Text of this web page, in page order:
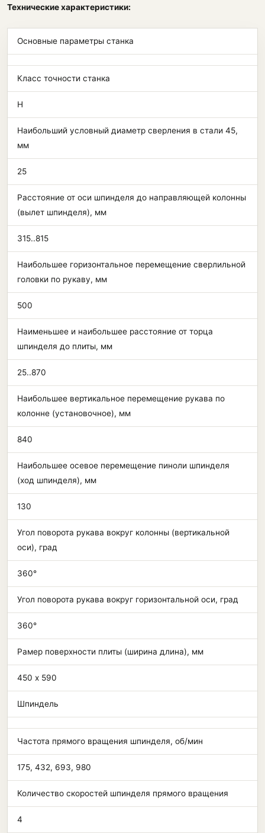
Технические характеристики:
Основные параметры станка
Класс точности станка
Н
Наибольший условный диаметр сверления в стали 45,
мм
25
Расстояние от оси шпинделя до направляющей колонны
(вылет шпинделя), мм
315..815
Наибольшее горизонтальное перемещение сверлильной
головки по рукаву, мм
500
Наименьшее и наибольшее расстояние от торца
шпинделя до плиты, мм
25..870
Наибольшее вертикальное перемещение рукава по
колонне (установочное), мм
840
Наибольшее осевое перемещение пиноли шпинделя
(ход шпинделя), мм
130
Угол поворота рукава вокруг колонны (вертикальной
оси), град
360°
Угол поворота рукава вокруг горизонтальной оси, град
360°
Рамер поверхности плиты (ширина длина), мм
450 х 590
Шпиндель
Частота прямого вращения шпинделя, об/мин
175, 432, 693, 980
Количество скоростей шпинделя прямого вращения
4